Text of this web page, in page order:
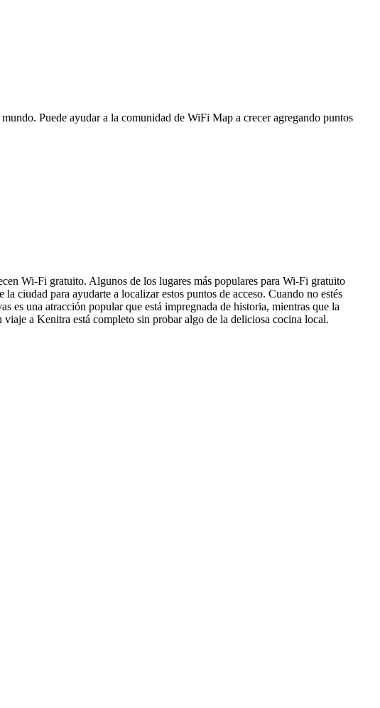
Puede ayudar a la comunidad de WiFi Map a crecer agregando puntos
Wi-Fi gratuito. Algunos de los lugares más populares para Wi-Fi gratuito
ciudad para ayudarte a localizar estos puntos de acceso. Cuando no estés
es una atracción popular que está impregnada de historia, mientras que la
a Kenitra está completo sin probar algo de la deliciosa cocina local.